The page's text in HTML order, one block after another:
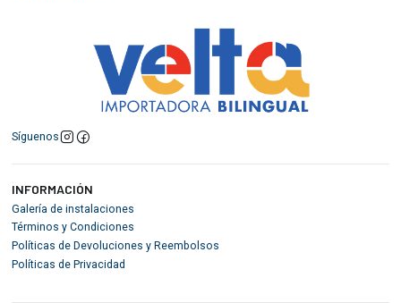
Síguenos
INFORMACIÓN
Galería de instalaciones
Términos y Condiciones
Políticas de Devoluciones y Reembolsos
Políticas de Privacidad